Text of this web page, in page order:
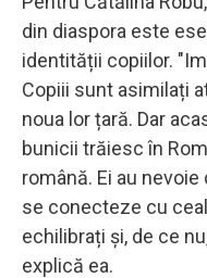
din diaspora este
identității copiilor.
Copiii sunt asimilați
noua lor țară. Dar
bunicii trăiesc în
română. Ei au
se conecteze cu
echilibrați și, de ce
explică ea.